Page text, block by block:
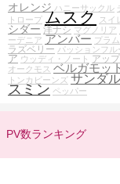
オレンジ ハニーサックル
トロープ ムスク スイ
シダー 洋ナシ マグノリア
ーデニア アンバー プラム
ラズベリー パッションフル
ア ウッディ・ノート アッ
オークモス ベルガモッ
トンカビーンズ サンダ
スミン ペッパー
PV数ランキング